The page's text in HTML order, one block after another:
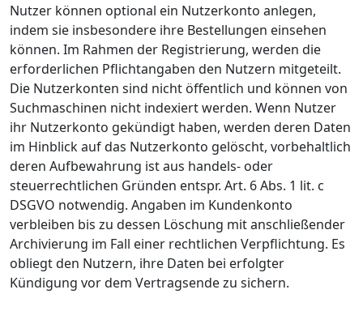
Nutzer können optional ein Nutzerkonto anlegen,
indem sie insbesondere ihre Bestellungen einsehen
können. Im Rahmen der Registrierung, werden die
erforderlichen Pflichtangaben den Nutzern mitgeteilt.
Die Nutzerkonten sind nicht öffentlich und können von
Suchmaschinen nicht indexiert werden. Wenn Nutzer
ihr Nutzerkonto gekündigt haben, werden deren Daten
im Hinblick auf das Nutzerkonto gelöscht, vorbehaltlich
deren Aufbewahrung ist aus handels- oder
steuerrechtlichen Gründen entspr. Art. 6 Abs. 1 lit. c
DSGVO notwendig. Angaben im Kundenkonto
verbleiben bis zu dessen Löschung mit anschließender
Archivierung im Fall einer rechtlichen Verpflichtung. Es
obliegt den Nutzern, ihre Daten bei erfolgter
Kündigung vor dem Vertragsende zu sichern.